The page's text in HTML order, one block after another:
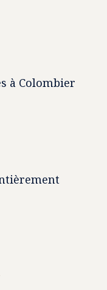
à Colombier